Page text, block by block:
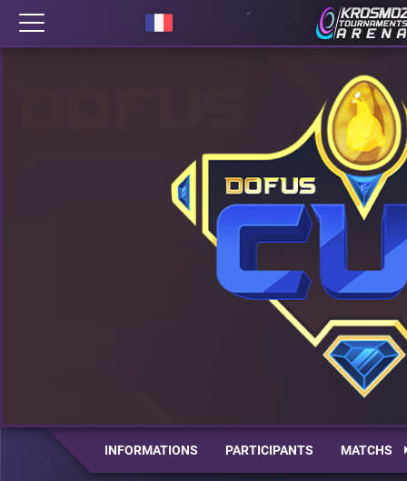
INFORMATIONS PARTICIPANTS MATCHS